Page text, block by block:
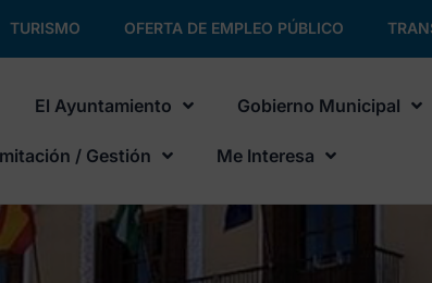
TURISMO OFERTA DE EMPLEO PÚBLICO
El Ayuntamiento Gobierno Municipal
/ Gestión Me Interesa